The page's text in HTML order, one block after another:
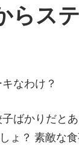
らス
なわけ？
ばかりだとあ
ょ？ 素敵な食